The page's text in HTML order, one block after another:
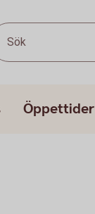
Sök
Öppettider